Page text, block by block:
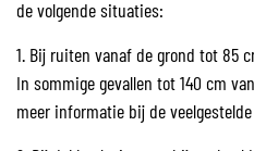
de volgende situaties:
1. Bij ruiten vanaf de grond tot 85
In sommige gevallen tot 140 cm
meer informatie bij de